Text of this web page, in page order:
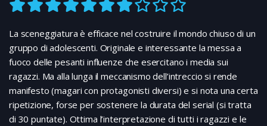
La sceneggiatura è efficace nel costruire il mondo chiuso di un
gruppo di adolescenti. Originale e interessante la messa a
fuoco delle pesanti influenze che esercitano i media sui
ragazzi. Ma alla lunga il meccanismo dell’intreccio si rende
manifesto (magari con protagonisti diversi) e si nota una certa
ripetizione, forse per sostenere la durata del serial (si tratta
di 30 puntate). Ottima l’interpretazione di tutti i ragazzi e le